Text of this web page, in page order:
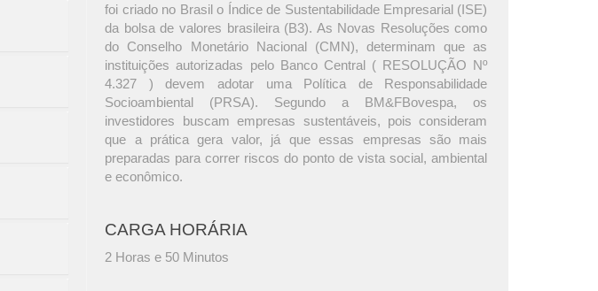
foi criado no Brasil o Índice de Sustentabilidade Empresarial (ISE)
da bolsa de valores brasileira (B3). As Novas Resoluções como
do Conselho Monetário Nacional (CMN), determinam que as
instituições autorizadas pelo Banco Central ( RESOLUÇÃO Nº
4.327 ) devem adotar uma Política de Responsabilidade
Socioambiental (PRSA). Segundo a BM&FBovespa, os
investidores buscam empresas sustentáveis, pois consideram
que a prática gera valor, já que essas empresas são mais
preparadas para correr riscos do ponto de vista social, ambiental
e econômico.
CARGA HORÁRIA
2 Horas e 50 Minutos